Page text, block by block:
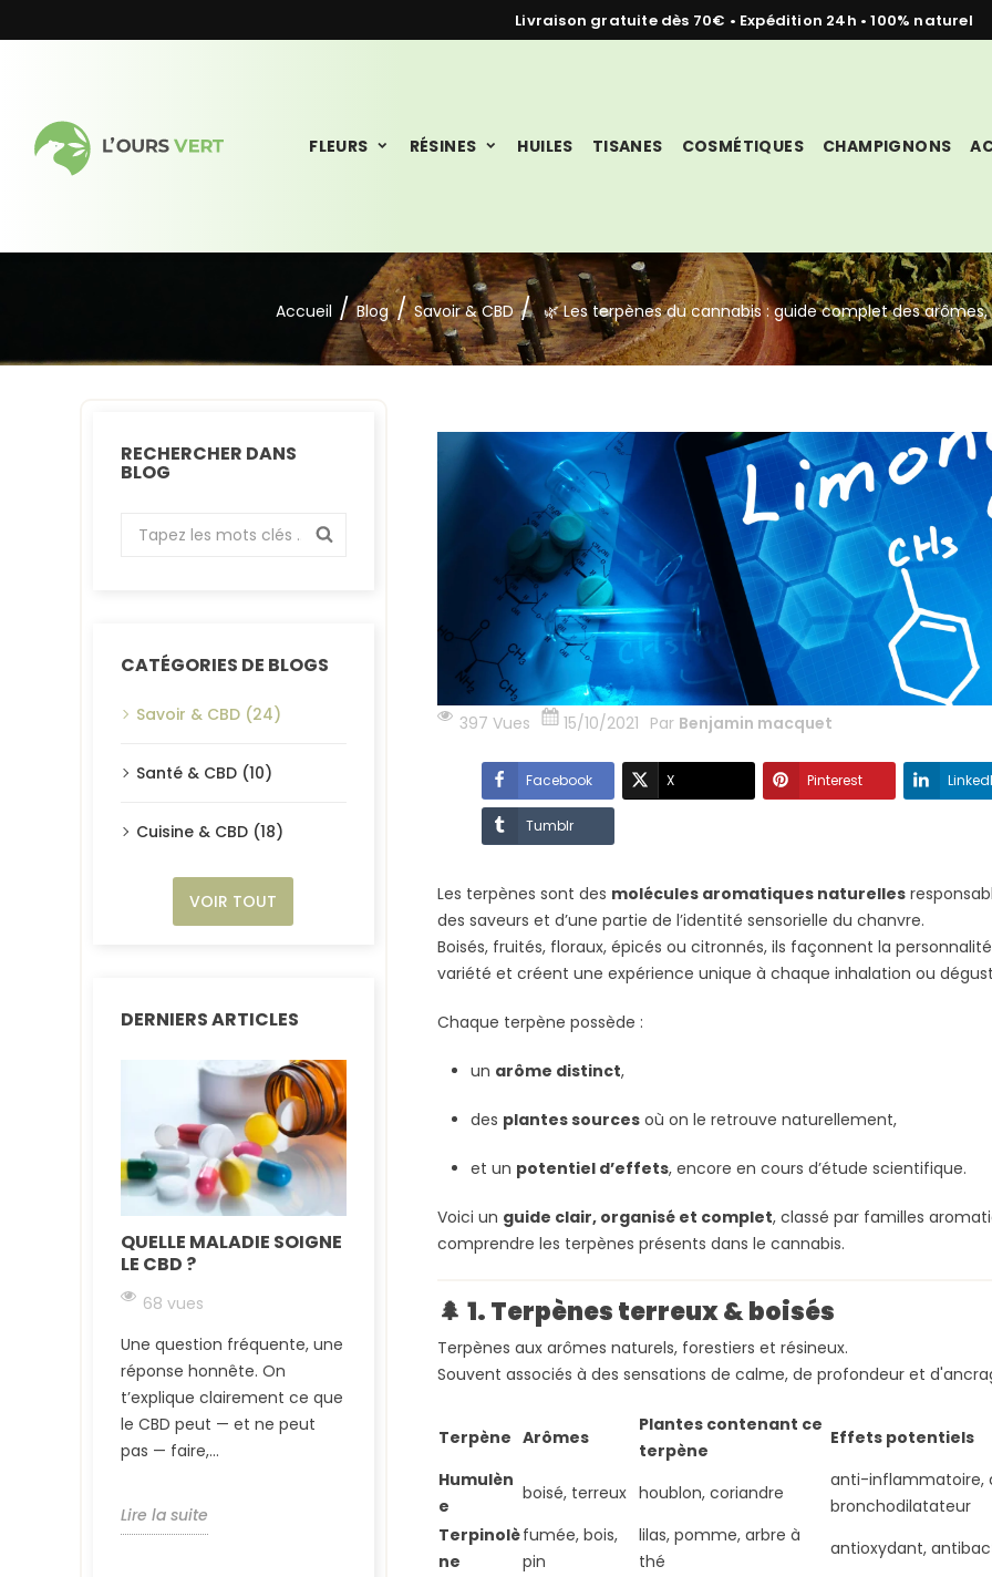
Livraison gratuite dès 70€ • Expédition 24h • 100% naturel
FLEURS RÉSINES HUILES TISANES COSMÉTIQUES CHAMPIGNONS
Accueil Blog Savoir & CBD 🌿 Les terpènes du cannabis : guide complet des
RECHERCHER DANS
BLOG
CATÉGORIES DE BLOGS
Savoir & CBD (24)
Santé & CBD (10)
Cuisine & CBD (18)
VOIR TOUT
DERNIERS ARTICLES
QUELLE MALADIE SOIGNE
LE CBD ?
68 vues
Une question fréquente, une
réponse honnête. On
t’explique clairement ce que
le CBD peut — et ne peut
pas — faire,...
Lire la suite
397 Vues 15/10/2021 Par Benjamin macquet
Facebook X Pinterest
Tumblr
Les terpènes sont des molécules aromatiques naturelles
des saveurs et d’une partie de l’identité sensorielle du chanvre.
Boisés, fruités, floraux, épicés ou citronnés, ils façonnent la
variété et créent une expérience unique à chaque inhalation ou
Chaque terpène possède :
un arôme distinct,
des plantes sourcesoù on le retrouve naturellement,
et un potentiel d’effets, encore en cours d’étude scientifique.
Voici un guide clair, organisé et complet, classé par familles
comprendre les terpènes présents dans le cannabis.
🌲 1. Terpènes terreux & boisés
Terpènes aux arômes naturels, forestiers et résineux.
Souvent associés à des sensations de calme, de profondeur et
Terpène Arômes
Plantes contenant ce
terpène
Effets potentiels
Humulèn
e
boisé, terreux houblon, coriandre
anti-inflammatoire,
bronchodilatateur
Terpinolè
ne
fumée, bois,
pin
lilas, pomme, arbre à
thé
antioxydant,